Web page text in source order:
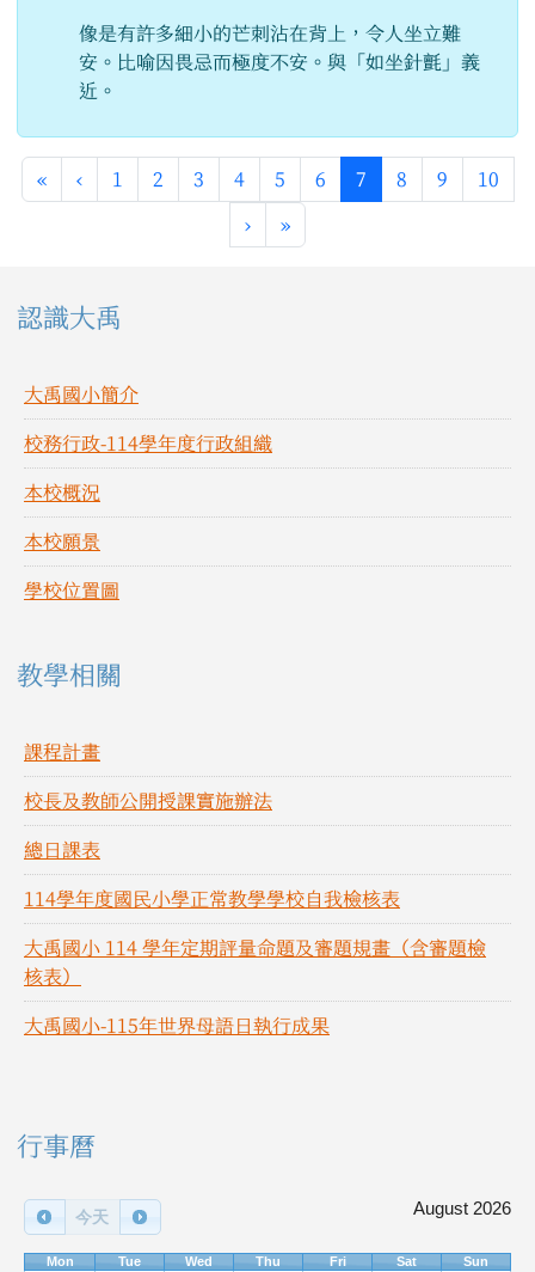
像是有許多細小的芒刺沾在背上，令人坐立難
安。比喻因畏忌而極度不安。與「如坐針氈」義
近。
«第一頁
‹上一頁
1 2 3 4 5 6 7(目前頁次)
8 9 10
›下一頁
»最後頁
左邊區域內容
認識大禹
大禹國小簡介
校務行政-114學年度行政組織
本校概況
本校願景
學校位置圖
教學相關
課程計畫
校長及教師公開授課實施辦法
總日課表
114學年度國民小學正常教學學校自我檢核表
大禹國小 114 學年定期評量命題及審題規畫（含審題檢
核表）
大禹國小-115年世界母語日執行成果
右邊區域內容
行事曆
今天 August 2026
Mon Tue Wed Thu Fri Sat Sun